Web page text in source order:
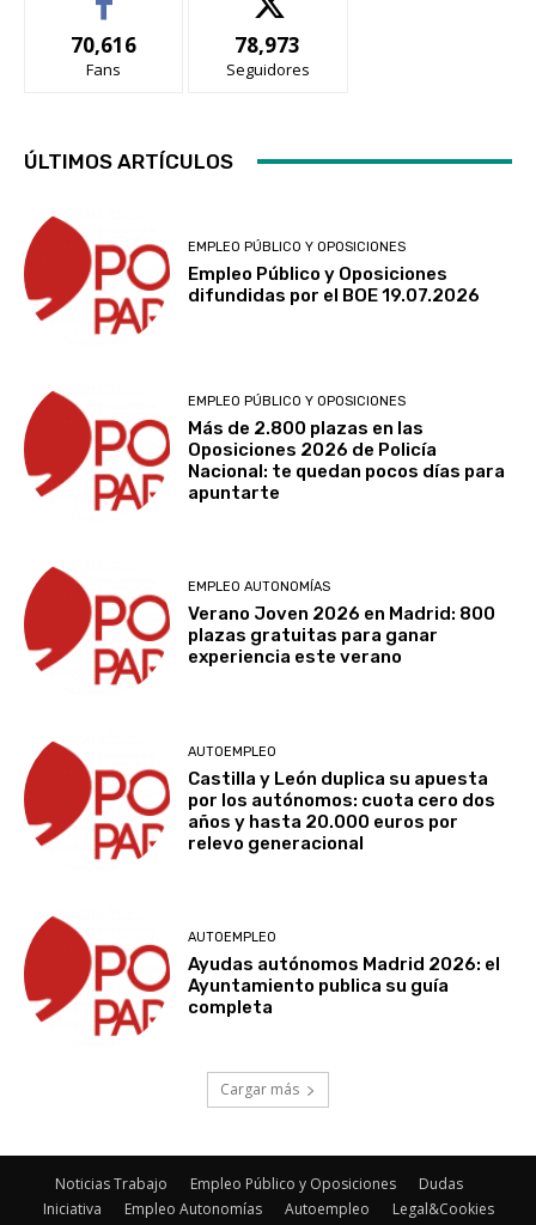
70,616
Fans
78,973
Seguidores
ÚLTIMOS ARTÍCULOS
EMPLEO PÚBLICO Y OPOSICIONES
Empleo Público y Oposiciones
difundidas por el BOE 19.07.2026
EMPLEO PÚBLICO Y OPOSICIONES
Más de 2.800 plazas en las
Oposiciones 2026 de Policía
Nacional: te quedan pocos días para
apuntarte
EMPLEO AUTONOMÍAS
Verano Joven 2026 en Madrid: 800
plazas gratuitas para ganar
experiencia este verano
AUTOEMPLEO
Castilla y León duplica su apuesta
por los autónomos: cuota cero dos
años y hasta 20.000 euros por
relevo generacional
AUTOEMPLEO
Ayudas autónomos Madrid 2026: el
Ayuntamiento publica su guía
completa
Cargar más
Noticias Trabajo Empleo Público y Oposiciones
Dudas
Iniciativa
Empleo Autonomías Autoempleo Legal&Cookies